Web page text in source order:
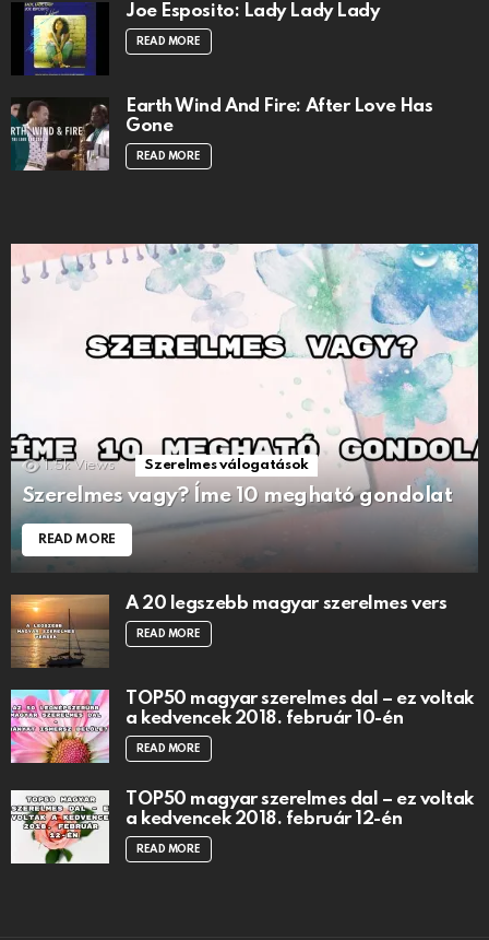
Joe Esposito: Lady Lady Lady
READ MORE
Earth Wind And Fire: After Love Has
Gone
READ MORE
1.5k Views Szerelmes válogatások
Szerelmes vagy? Íme 10 megható gondolat
READ MORE
A 20 legszebb magyar szerelmes vers
READ MORE
TOP50 magyar szerelmes dal – ez voltak
a kedvencek 2018. február 10-én
READ MORE
TOP50 magyar szerelmes dal – ez voltak
a kedvencek 2018. február 12-én
READ MORE